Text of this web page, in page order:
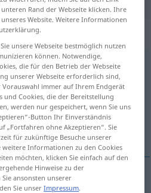
anklicken/antippen)
hvíla sig, taka sér frí
Rand der Webseite klicken. Ihre
Website. Weitere Informationen
unsere Webseite bestmöglich nutzen
können. Notwendige,
die für den Betrieb der Webseite
unserer Webseite erforderlich sind,
immer auf Ihrem Endgerät
und Cookies, die der Bereitstellung
werden nur gespeichert, wenn Sie uns
Button Ihr Einverständnis
„Fortfahren ohne Akzeptieren“. Sie
für zukünftige Besuche unserer
weitere Informationen zu den Cookies
möchten, klicken Sie einfach auf den
Hinweise zu der
ansonsten unserer
Sie unserImpressum.